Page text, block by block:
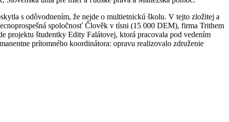
s odôvodnením, že nejde o multietnickú školu. V tejto zložitej a
spoločnosť Člověk v tísni (15 000 DEM), firma Trithem
projektu študentky Edity Falátovej, ktorá pracovala pod vedením
prítomného koordinátora: opravu realizovalo združenie